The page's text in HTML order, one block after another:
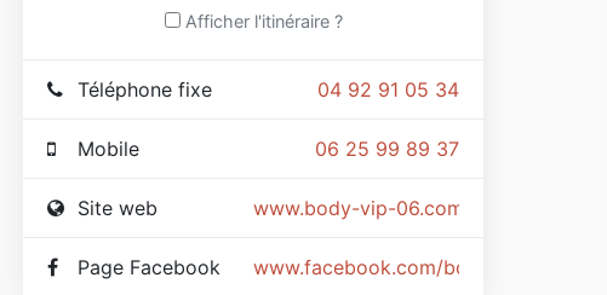
Afficher l'itinéraire ?
04 92 91 05 34
Téléphone fixe
06 25 99 89 37
Mobile
www.body-vip-06.com
Site web
www.facebook.com/bodyvip.antibes
Page Facebook